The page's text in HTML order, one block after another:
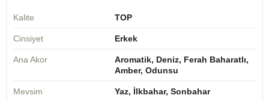
Kalite TOP
Cinsiyet Erkek
Ana Akor
Aromatik, Deniz, Ferah Baharatlı,
Amber, Odunsu
Mevsim Yaz, İlkbahar, Sonbahar